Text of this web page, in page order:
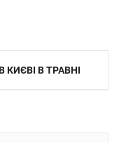
КИЄВІ В ТРАВНІ